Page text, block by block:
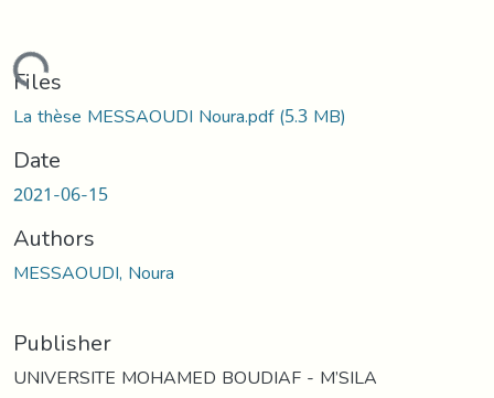
Files
La thèse MESSAOUDI Noura.pdf(5.3 MB)
Date
2021-06-15
Authors
MESSAOUDI, Noura
Publisher
UNIVERSITE MOHAMED BOUDIAF - M’SILA